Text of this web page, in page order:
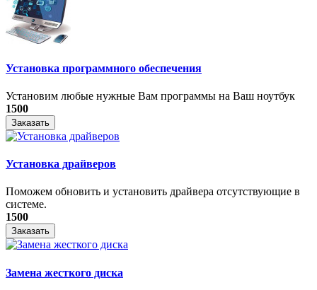
Установка программного обеспечения
Установим любые нужные Вам программы на Ваш ноутбук
1500
Заказать
Установка драйверов
Поможем обновить и установить драйвера отсутствующие в
системе.
1500
Заказать
Замена жесткого диска